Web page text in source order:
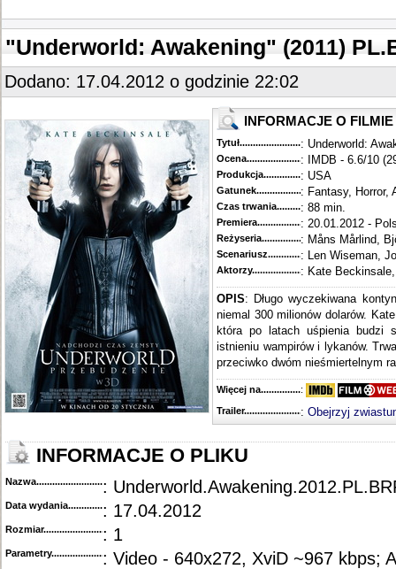
"Underworld: Awakening" (2011)
Dodano: 17.04.2012 o godzinie 22:02
INFORMACJE O FILMIE
Tytuł............................................
: Underworld:
Ocena.............................................
: IMDB - 6.6/10
Produkcja.........................................
: USA
Gatunek...........................................
: Fantasy, Horror,
Czas trwania......................................
: 88 min.
Premiera..........................................
: 20.01.2012 -
Reżyseria........................................
: Måns Mårlind,
Scenariusz........................................
: Len Wiseman,
Aktorzy...........................................
: Kate
OPIS: Długo wyczekiwana
niemal 300 milionów dolarów.
która po latach uśpienia
istnieniu wampirów i lykanów.
przeciwko dwóm nieśmiertelnym
Więcej na........................................
:
Trailer...........................................
: Obejrzyj
INFORMACJE O PLIKU
Nazwa.............................................
:
Data wydania......................................
: 17.04.2012
Rozmiar...........................................
: 1
Parametry.........................................: Video - 640x272, XviD ~967 kbps;